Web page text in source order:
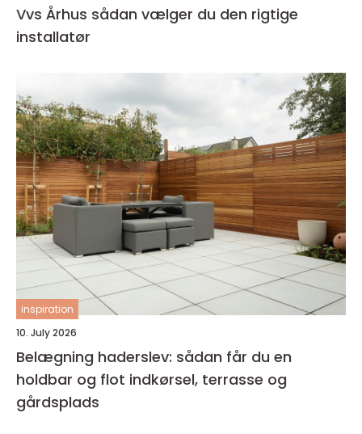
Vvs Århus sådan vælger du den rigtige
installatør
inspiration
10. July 2026
Belægning haderslev: sådan får du en
holdbar og flot indkørsel, terrasse og
gårdsplads